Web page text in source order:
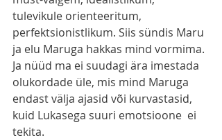
tulevikule orienteeritum,
perfektsionistlikum. Siis sündis Maru
ja elu Maruga hakkas mind vormima.
Ja nüüd ma ei suudagi ära imestada
olukordade üle, mis mind Maruga
endast välja ajasid või kurvastasid,
kuid Lukasega suuri emotsioone  ei
tekita.